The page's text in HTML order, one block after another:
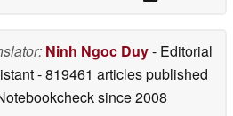
Ninh Ngoc Duy- Editorial
- 819461 articles published
since 2008